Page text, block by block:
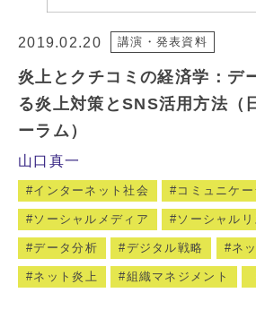
2019.02.20 講演・発表資料
炎上とクチコミの経済学：デ
る炎上対策とSNS活用方法（
ーラム）
山口真一
インターネット社会 コミュニケ
ソーシャルメディア ソーシャル
データ分析 デジタル戦略 ネ
ネット炎上 組織マネジメント